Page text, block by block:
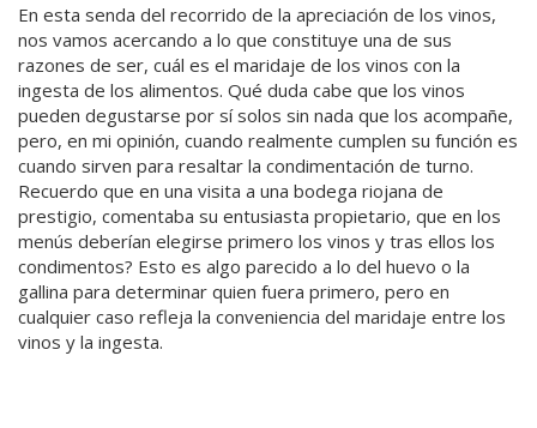
En esta senda del recorrido de la apreciación de los vinos,
nos vamos acercando a lo que constituye una de sus
razones de ser, cuál es el maridaje de los vinos con la
ingesta de los alimentos. Qué duda cabe que los vinos
pueden degustarse por sí solos sin nada que los acompañe,
pero, en mi opinión, cuando realmente cumplen su función es
cuando sirven para resaltar la condimentación de turno.
Recuerdo que en una visita a una bodega riojana de
prestigio, comentaba su entusiasta propietario, que en los
menús deberían elegirse primero los vinos y tras ellos los
condimentos? Esto es algo parecido a lo del huevo o la
gallina para determinar quien fuera primero, pero en
cualquier caso refleja la conveniencia del maridaje entre los
vinos y la ingesta.